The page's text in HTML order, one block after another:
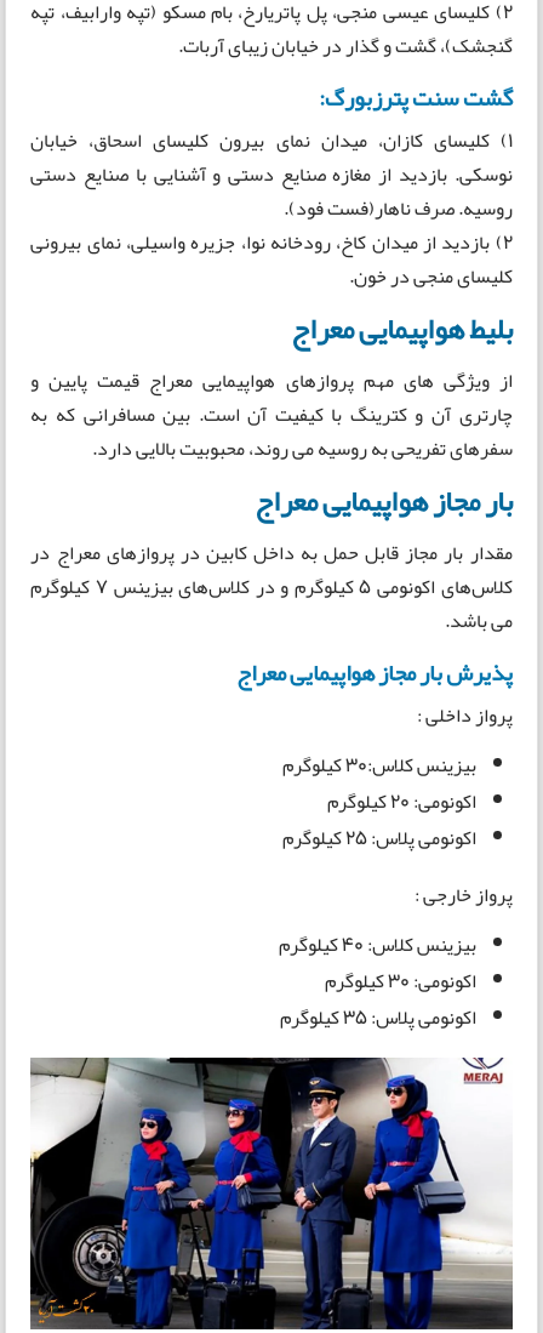
2) کلیسای عیسی منجی، پل پاتریارخ، بام مسکو (تپه وارابیف، تپه
گنجشک)، گشت و گذار در خیابان زیبای آربات.
گشت سنت پترزبورگ:
1) کلیسای کازان، میدان نمای بیرون کلیسای اسحاق، خیابان
نوسکی. بازدید از مغازه صنایع دستی و آشنایی با صنایع دستی
روسیه. صرف ناهار(فست فود).
2) بازدید از میدان کاخ، رودخانه نوا، جزیره واسیلی، نمای بیرونی
کلیسای منجی در خون.
بلیط هواپیمایی معراج
از ویژگی های مهم پروازهای هواپیمایی معراج قیمت پایین و
چارتری آن و کترینگ با کیفیت آن است. بین مسافرانی که به
سفرهای تفریحی به روسیه می روند، محبوبیت بالایی دارد.
بار مجاز هواپیمایی معراج
مقدار بار مجاز قابل حمل به داخل کابین در پروازهای معراج در
کلاس‌های اکونومی 5 کیلوگرم و در کلاس‌های بیزینس 7 کیلوگرم
می باشد.
پذیرش بار مجاز هواپیمایی معراج
پرواز داخلی :
بیزینس کلاس:‌30 کیلوگرم
اکونومی: 20 کیلوگرم
اکونومی پلاس: 25 کیلوگرم
پرواز خارجی :
بیزینس کلاس: 40 کیلوگرم
اکونومی: 30 کیلوگرم
اکونومی پلاس: 35 کیلوگرم